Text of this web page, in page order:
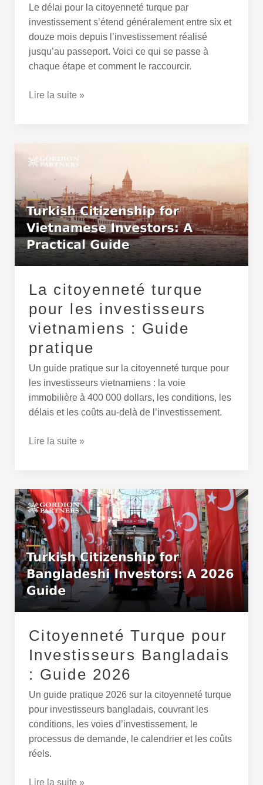
Le délai pour la citoyenneté turque par
investissement s’étend généralement entre six et
douze mois depuis l’investissement réalisé
jusqu’au passeport. Voici ce qui se passe à
chaque étape et comment le raccourcir.
Lire la suite »
La citoyenneté turque
pour les investisseurs
vietnamiens : Guide
pratique
Un guide pratique sur la citoyenneté turque pour
les investisseurs vietnamiens : la voie
immobilière à 400 000 dollars, les conditions, les
délais et les coûts au-delà de l’investissement.
citoyenneté
turque
pour
les
investisseurs
vietnamiens
:
Guide
pratique
Lire la suite »
Citoyenneté Turque pour
Investisseurs Bangladais
: Guide 2026
Un guide pratique 2026 sur la citoyenneté turque
pour investisseurs bangladais, couvrant les
conditions, les voies d’investissement, le
processus de demande, le calendrier et les coûts
réels.
Citoyenneté
Turque
pour
Investisseurs
Bangladais
:
Guide
2026
Lire la suite »